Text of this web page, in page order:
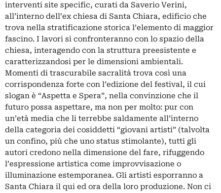
interventi site specific, curati da Saverio Verini,
all’interno dell’ex chiesa di Santa Chiara, edificio che
trova nella stratificazione storica l’elemento di maggior
fascino. I lavori si confronteranno con lo spazio della
chiesa, interagendo con la struttura preesistente e
caratterizzandosi per le dimensioni ambientali.
Momenti di trascurabile sacralità trova così una
corrispondenza forte con l’edizione del festival, il cui
slogan è “Aspetta e Spera”, nella convinzione che il
futuro possa aspettare, ma non per molto: pur con
un’età media che li terrebbe saldamente all’interno
della categoria dei cosiddetti “giovani artisti” (talvolta
un confino, più che uno status stimolante), tutti gli
autori credono nella dimensione del fare, rifuggendo
l’espressione artistica come improvvisazione o
illuminazione estemporanea. Gli artisti esporranno a
Santa Chiara il qui ed ora della loro produzione. Non ci